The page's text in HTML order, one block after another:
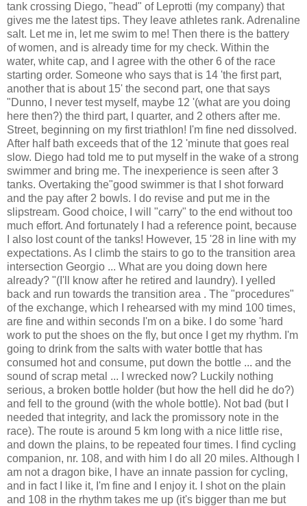
tank crossing Diego, "head" of Leprotti (my company) that
gives me the latest tips. They leave athletes rank. Adrenaline
salt. Let me in, let me swim to me! Then there is the battery
of women, and is already time for my check. Within the
water, white cap, and I agree with the other 6 of the race
starting order. Someone who says that is 14 'the first part,
another that is about 15' the second part, one that says
"Dunno, I never test myself, maybe 12 '(what are you doing
here then?) the third part, I quarter, and 2 others after me.
Street, beginning on my first triathlon! I'm fine ned dissolved.
After half bath exceeds that of the 12 'minute that goes real
slow. Diego had told me to put myself in the wake of a strong
swimmer and bring me. The inexperience is seen after 3
tanks. Overtaking the"good swimmer is that I shot forward
and the pay after 2 bowls. I do revise and put me in the
slipstream. Good choice, I will "carry" to the end without too
much effort. And fortunately I had a reference point, because
I also lost count of the tanks! However, 15 '28 in line with my
expectations. As I climb the stairs to go to the transition area
intersection Georgio ... What are you doing down here
already? "(I'll know after he retired and laundry). I yelled
back and run towards the transition area . The "procedures"
of the exchange, which I rehearsed with my mind 100 times,
are fine and within seconds I'm on a bike. I do some 'hard
work to put the shoes on the fly, but once I get my rhythm. I'm
going to drink from the salts with water bottle that has
consumed hot and consume, put down the bottle ... and the
sound of scrap metal ... I wrecked now? Luckily nothing
serious, a broken bottle holder (but how the hell did he do?)
and fell to the ground (with the whole bottle). Not bad (but I
needed that integrity, and lack the promissory note in the
race). The route is around 5 km long with a nice little rise,
and down the plains, to be repeated four times. I find cycling
companion, nr. 108, and with him I do all 20 miles. Although I
am not a dragon bike, I have an innate passion for cycling,
and in fact I like it, I'm fine and I enjoy it. I shot on the plain
and 108 in the rhythm takes me up (it's bigger than me but